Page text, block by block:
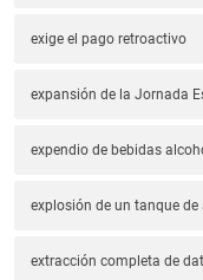
exige el pago retroactivo
expansión de la Jornada
expendio de bebidas
explosión de un tanque
extracción completa de